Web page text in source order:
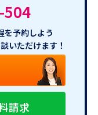
504
予約しよう
いただけます！
請求